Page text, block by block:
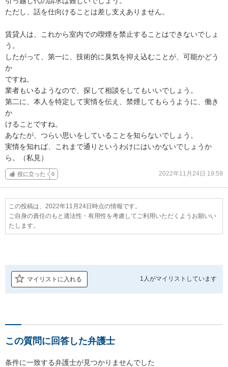
ただし、話を仕向けることは差し支えありません。
賃貸人は、これから室内での喫煙を禁止することはできないでしょ
う。
したがって、第一に、技術的に臭気を抑え込むことが、可能かどう
か
ですね。
業者もいるようなので、探して相談をしてもいいでしょう。
第二に、本人を特定して実情を伝え、禁煙してもらうように、働き
か
けることですね。
あなたが、つらい思いをしていることを知らないでしょう。
実情を知れば、これまで通りというわけにはいかないでしょうか
ら。（私見）
役に立った 0 2022年11月24日 19:59
この投稿は、2022年11月24日時点の情報です。
ご自身の責任のもと適法性・有用性を考慮してご利用いただくようお願いい
たします。
マイリストに入れる 1人がマイリストしています
この質問に回答した弁護士
条件に一致する弁護士が見つかりませんでした